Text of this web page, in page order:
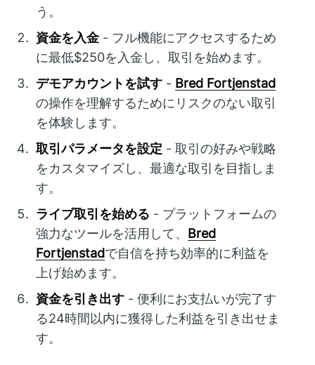
う。
資金を入金- フル機能にアクセスするため
に最低$250を入金し、取引を始めます。
デモアカウントを試す - Bred Fortjenstad
の操作を理解するためにリスクのない取引
を体験します。
取引パラメータを設定 - 取引の好みや戦略
をカスタマイズし、最適な取引を目指しま
す。
ライブ取引を始める - プラットフォームの
強力なツールを活用して、 Bred
Fortjenstadで自信を持ち効率的に利益を
上げ始めます。
資金を引き出す - 便利にお支払いが完了す
る24時間以内に獲得した利益を引き出せま
す。